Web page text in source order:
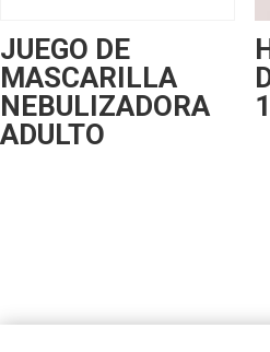
JUEGO DE
MASCARILLA
NEBULIZADORA
ADULTO